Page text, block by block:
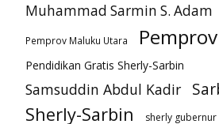
Muhammad Sarmin S. Adam
Pemprov Maluku Utara
Pendidikan Gratis Sherly-Sarbin
Samsuddin Abdul Kadir
Sherly-Sarbin sherly